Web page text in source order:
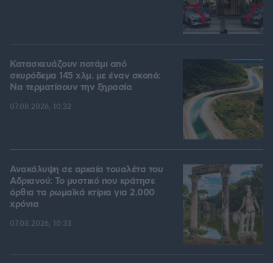
Κατασκευάζουν ποτάμι από
σκυρόδεμα 145 χλμ. με έναν σκοπό:
Να τερματίσουν την ξηρασία
07.08.2026, 10:32
Ανακάλυψη σε αρχαία τουαλέτα του
Αδριανού: Το μυστικό που κράτησε
όρθια τα ρωμαϊκά κτίρια για 2.000
χρόνια
07.08.2026, 10:33